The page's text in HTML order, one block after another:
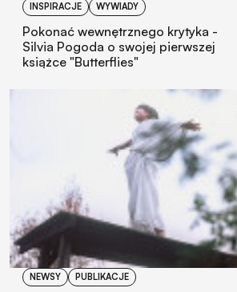
INSPIRACJE WYWIADY
Pokonać wewnętrznego krytyka -
Silvia Pogoda o swojej pierwszej
książce "Butterflies"
NEWSY PUBLIKACJE